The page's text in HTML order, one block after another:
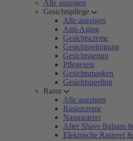
Alle anzeigen
Gesichtspflege
Alle anzeigen
Anti-Aging
Gesichtscreme
Gesichtsreinigung
Gesichtsserum
Pflegesets
Gesichtsmasken
Gesichtspeeling
Rasur
Alle anzeigen
Rasiercreme
Nassrasierer
After Shave Balsam
Elektrische Rasierer